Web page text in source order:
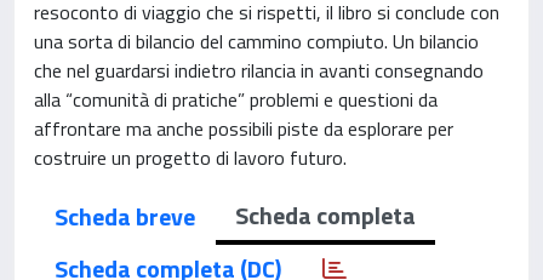
resoconto di viaggio che si rispetti, il libro si conclude con
una sorta di bilancio del cammino compiuto. Un bilancio
che nel guardarsi indietro rilancia in avanti consegnando
alla “comunità di pratiche” problemi e questioni da
affrontare ma anche possibili piste da esplorare per
costruire un progetto di lavoro futuro.
Scheda breve
Scheda completa
Scheda completa (DC)